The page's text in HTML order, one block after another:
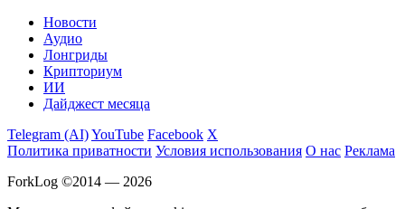
Новости
Аудио
Лонгриды
Крипториум
ИИ
Дайджест месяца
Telegram (AI)YouTube Facebook X
Политика приватности Условия использования О нас Реклама
ForkLog ©2014 — 2026